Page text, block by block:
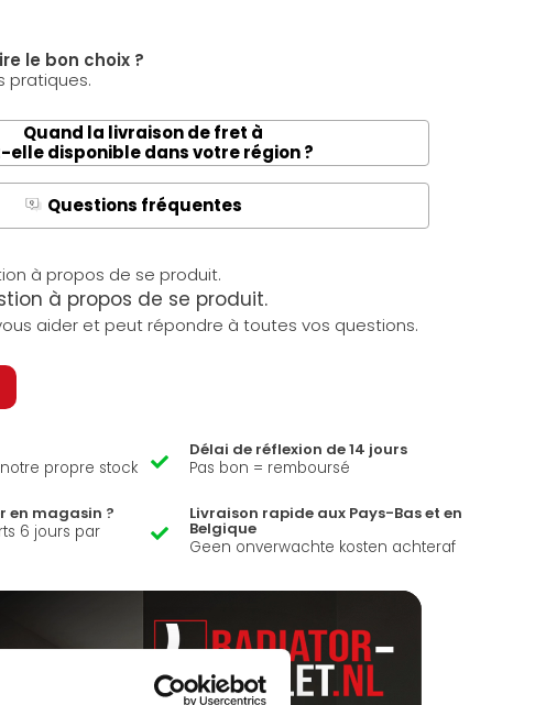
le bon choix ?
pratiques.
Quand la livraison de fret à
elle disponible dans votre région ?
Q Questions fréquentes
à propos de se produit.
aider et peut répondre à toutes vos questions.
propre stock
Délai de réflexion de 14 jours
Pas bon = remboursé
en magasin ?
6 jours par
Livraison rapide aux Pays-Bas et en
Belgique
Geen onverwachte kosten achteraf